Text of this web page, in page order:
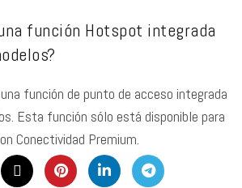
función Hotspot integrada
función de punto de acceso integrada
Esta función sólo está disponible para
Conectividad Premium.